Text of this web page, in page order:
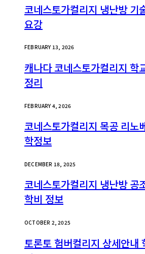
코네스토가컬리지 냉난방
요강
FEBRUARY 13, 2026
캐나다 코네스토가컬리지 학
정리
FEBRUARY 4, 2026
코네스토가컬리지 목공 리노
학정보
DECEMBER 18, 2025
코네스토가컬리지 냉난방 공
학비 정보
OCTOBER 2, 2025
토론토 험버컬리지 상세안내